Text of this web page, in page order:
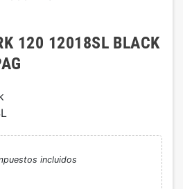
120 12018SL BLACK
incluidos